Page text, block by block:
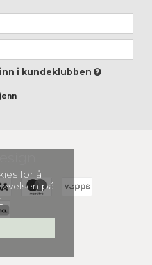
for å
på
i kundeklubben